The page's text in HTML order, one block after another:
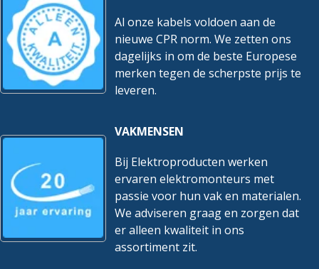
Al onze kabels voldoen aan de
nieuwe CPR norm. We zetten ons
dagelijks in om de beste Europese
merken tegen de scherpste prijs te
leveren.
VAKMENSEN
Bij Elektroproducten werken
ervaren elektromonteurs met
passie voor hun vak en materialen.
We adviseren graag en zorgen dat
er alleen kwaliteit in ons
assortiment zit.